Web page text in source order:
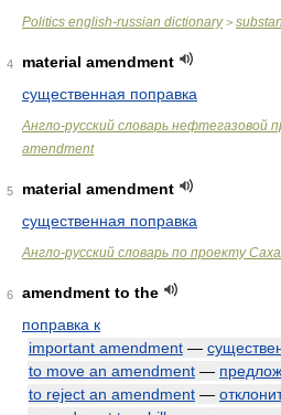
Politics english-russian dictionary>
4
material amendment
существенная поправка
Англо-русский словарь нефтегазовой
amendment
5
material amendment
существенная поправка
Англо-русский словарь по проекту
6
amendment to the
поправка к
important amendment —
to move an amendment —
to reject an amendment —